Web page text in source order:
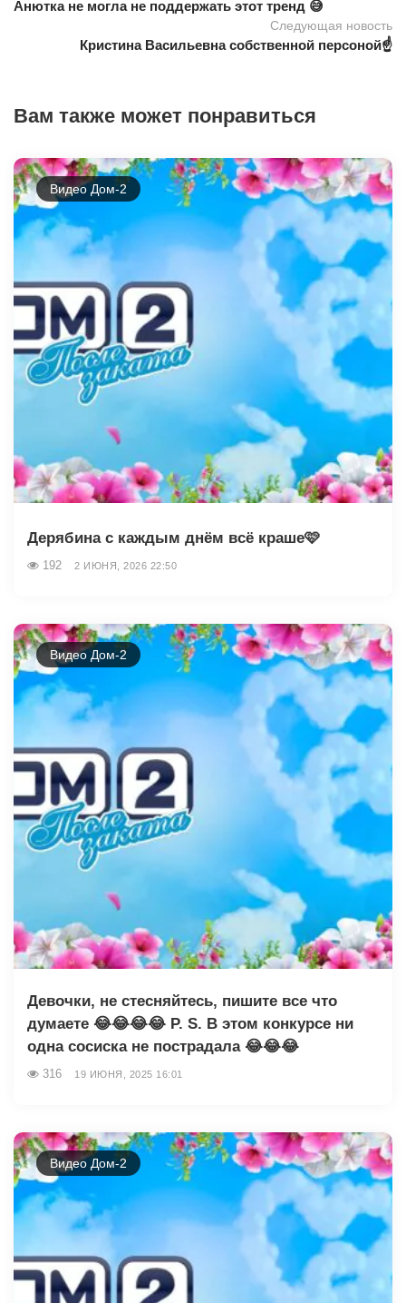
Анютка не могла не поддержать этот тренд 😅
Следующая новость
Кристина Васильевна собственной персоной☝️
Вам также может понравиться
Видео Дом-2
Дерябина с каждым днём всё краше🩷
192 2 ИЮНЯ, 2026 22:50
Видео Дом-2
Девочки, не стесняйтесь, пишите все что
думаете 😂😂😂😂 P. S. В этом конкурсе ни
одна сосиска не пострадала 😂😂😂
316 19 ИЮНЯ, 2025 16:01
Видео Дом-2